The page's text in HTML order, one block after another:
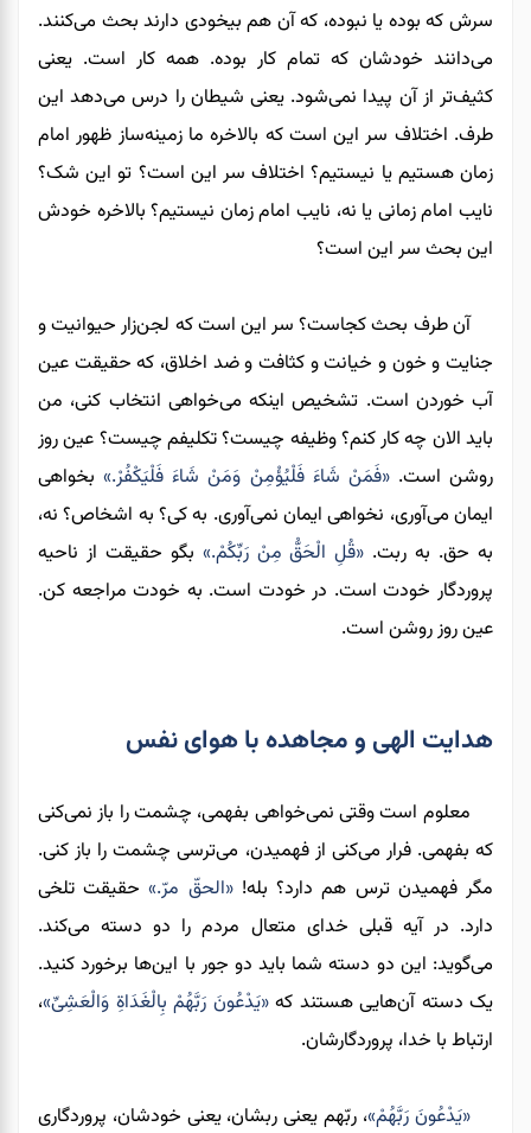
سرش که بوده یا نبوده، که آن هم بیخودی دارند بحث می‌کنند.
می‌دانند خودشان که تمام کار بوده. همه کار است. یعنی
کثیف‌تر از آن پیدا نمی‌شود. یعنی شیطان را درس می‌دهد این
طرف. اختلاف سر این است که بالاخره ما زمینه‌ساز ظهور امام
زمان هستیم یا نیستیم؟ اختلاف سر این است؟ تو این شک؟
نایب امام زمانی یا نه، نایب امام زمان نیستیم؟ بالاخره خودش
این بحث سر این است؟
آن طرف بحث کجاست؟ سر این است که لجن‌زار حیوانیت و
جنایت و خون و خیانت و کثافت و ضد اخلاق، که حقیقت عین
آب خوردن است. تشخیص اینکه می‌خواهی انتخاب کنی، من
باید الان چه کار کنم؟ وظیفه چیست؟ تکلیفم چیست؟ عین روز
روشن است.«فَمَنْ شَاءَ فَلْيُؤْمِنْ وَمَنْ شَاءَ فَلْيَكْفُرْ.» بخواهی
ایمان می‌آوری، نخواهی ایمان نمی‌آوری. به کی؟ به اشخاص؟ نه،
به حق. به ربت. «قُلِ الْحَقُّ مِنْ رَبِّكُمْ.» بگو حقیقت از ناحیه
پروردگار خودت است. در خودت است. به خودت مراجعه کن.
عین روز روشن است.
هدایت الهی و مجاهده با هوای نفس
معلوم است وقتی نمی‌خواهی بفهمی، چشمت را باز نمی‌کنی
که بفهمی. فرار می‌کنی از فهمیدن، می‌ترسی چشمت را باز کنی.
مگر فهمیدن ترس هم دارد؟ بله!«الحقّ مرّ.» حقیقت تلخی
دارد. در آیه قبلی خدای متعال مردم را دو دسته می‌کند.
می‌گوید: این دو دسته شما باید دو جور با این‌ها برخورد کنید.
یک دسته آن‌هایی هستند که «يَدْعُونَ رَبَّهُمْ بِالْغَدَاةِ وَالْعَشِیِّ»،
ارتباط با خدا، پروردگارشان.
«يَدْعُونَ رَبَّهُمْ»، ربّهم یعنی ربشان، یعنی خودشان، پروردگاری